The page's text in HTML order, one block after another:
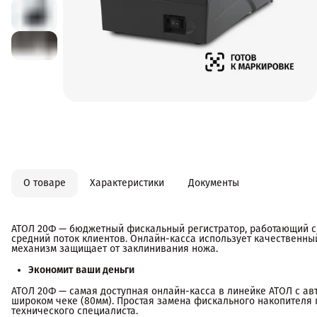
О товаре Характеристики Документы
АТОЛ 20Ф — бюджетный фискальный регистратор, работающий
средний поток клиентов. Онлайн-касса использует
механизм защищает от заклинивания ножа.
Экономит ваши деньги
АТОЛ 20Ф — самая доступная онлайн-касса в линейке АТОЛ с
широком чеке (80мм). Простая замена фискального
технического специалиста.